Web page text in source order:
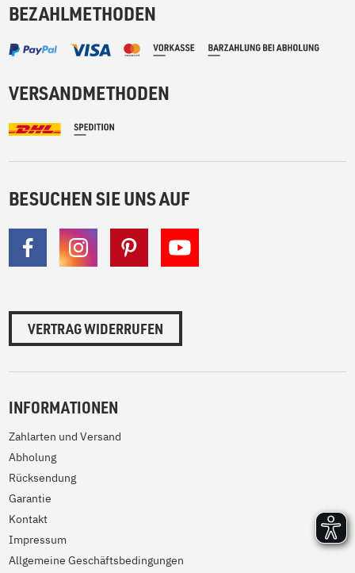
BEZAHLMETHODEN
VERSANDMETHODEN
BESUCHEN SIE UNS AUF
VERTRAG WIDERRUFEN
INFORMATIONEN
Zahlarten und Versand
Abholung
Rücksendung
Garantie
Kontakt
Impressum
Allgemeine Geschäftsbedingungen